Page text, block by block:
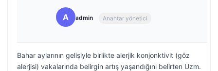
A admin Anahtar yönetici
Bahar aylarının gelişiyle birlikte alerjik konjonktivit (göz
alerjisi) vakalarında belirgin artış yaşandığını belirten Uzm.